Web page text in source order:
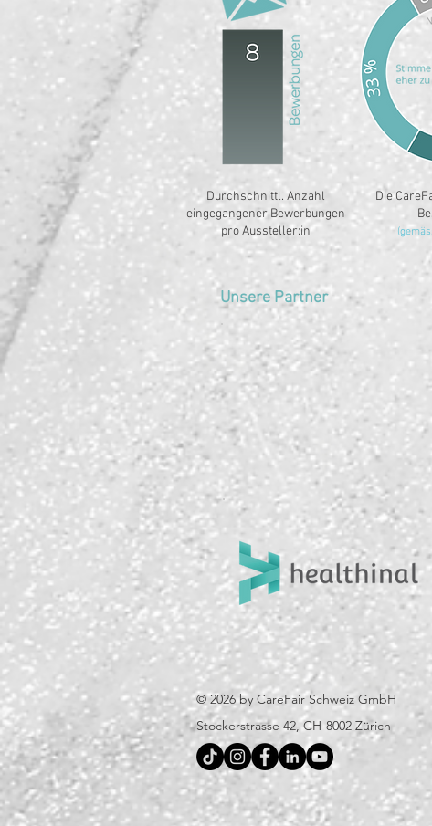
Durchschnittl. Anzahl
eingegangener Bewerbungen
pro Aussteller:in
Die
Unsere Partner
© 2026 by CareFair Schweiz GmbH
​Stockerstrasse 42, CH-8002 Zürich